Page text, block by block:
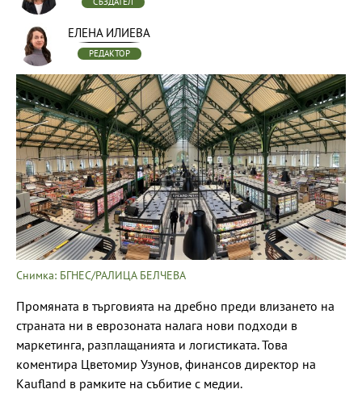
ЕЛЕНА ИЛИЕВА
РЕДАКТОР
Снимка: БГНЕС/РАЛИЦА БЕЛЧЕВА
Промяната в търговията на дребно преди влизането на
страната ни в еврозоната налага нови подходи в
маркетинга, разплащанията и логистиката. Това
коментира Цветомир Узунов, финансов директор на
Kaufland в рамките на събитие с медии.